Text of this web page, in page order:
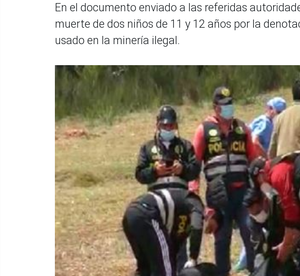
En el documento enviado a las referidas
muerte de dos niños de 11 y 12 años por la
usado en la minería ilegal.